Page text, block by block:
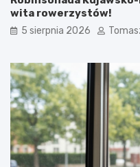
wita rowerzystów!
5 sierpnia 2026